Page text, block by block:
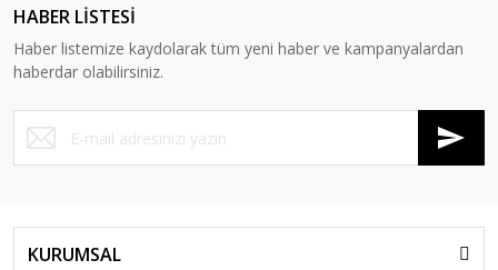
HABER LİSTESİ
Haber listemize kaydolarak tüm yeni haber ve kampanyalardan
haberdar olabilirsiniz.
KURUMSAL